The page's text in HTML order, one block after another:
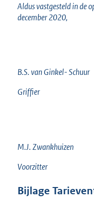
Aldus vastgesteld in de
december 2020,
B.S. van Ginkel- Schuur
Griffier
M.J. Zwankhuizen
Voorzitter
Bijlage